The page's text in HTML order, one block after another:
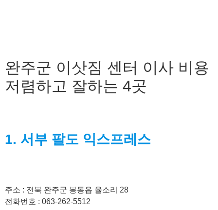
완주군 이삿짐 센터 이사 비용
저렴하고 잘하는 4곳
1. 서부 팔도 익스프레스
주소 : 전북 완주군 봉동읍 율소리 28
전화번호 : 063-262-5512